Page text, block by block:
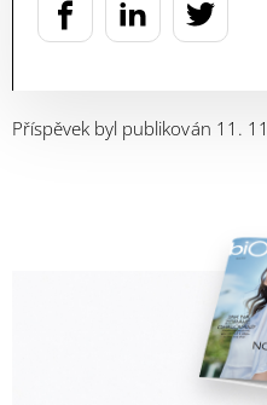
Příspěvek byl publikován 11.